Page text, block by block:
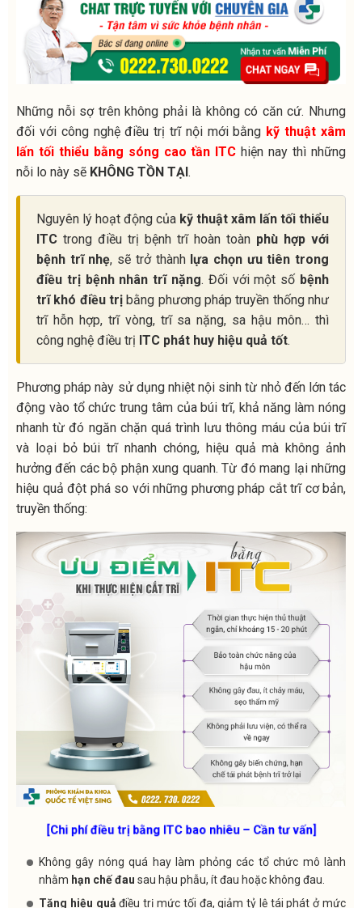
Những nỗi sợ trên không phải là không có căn cứ. Nhưng
đối với công nghệ điều trị trĩ nội mới bằng kỹ thuật xâm
lấn tối thiểu bằng sóng cao tần ITC hiện nay thì những
nỗi lo này sẽ KHÔNG TỒN TẠI .
Nguyên lý hoạt động của kỹ thuật xâm lấn tối thiểu
ITC trong điều trị bệnh trĩ hoàn toàn phù hợp với
bệnh trĩ nhẹ, sẽ trở thànhlựa chọn ưu tiên trong
điều trị bệnh nhân trĩ nặng. Đối với một số bệnh
trĩ khó điều trị bằng phương pháp truyền thống như
trĩ hỗn hợp, trĩ vòng, trĩ sa nặng, sa hậu môn… thì
công nghệ điều trị ITC phát huy hiệu quả tốt.
Phương pháp này sử dụng nhiệt nội sinh từ nhỏ đến lớn tác
động vào tổ chức trung tâm của búi trĩ, khả năng làm nóng
nhanh từ đó ngăn chặn quá trình lưu thông máu của búi trĩ
và loại bỏ búi trĩ nhanh chóng, hiệu quả mà không ảnh
hưởng đến các bộ phận xung quanh. Từ đómang lại những
hiệu quả đột phá so với những phương pháp cắt trĩ cơ bản,
truyền thống:
[Chi phí điều trị bằng ITC bao nhiêu – Cần tư vấn]
Không gây nóng quá hay làm phỏng các tổ chức mô lành
nhằm hạn chế đau sau hậu phẫu, ít đau hoặc không đau.
Tăng hiệu quả điều trị mức tối đa, giảm tỷ lệ tái phát ở mức